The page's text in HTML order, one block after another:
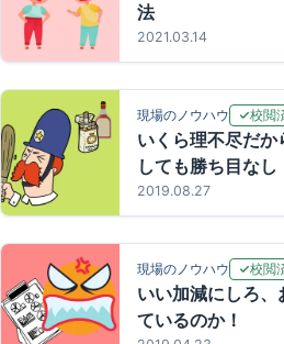
法
2021.03.14
現場のノウハウ 校閲
いくら理不尽だ
しても勝ち目なし
2019.08.27
現場のノウハウ 校閲
いい加減にしろ
ているのか！